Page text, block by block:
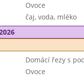
Ovoce
čaj, voda, mléko
Domácí řezy s
Ovoce